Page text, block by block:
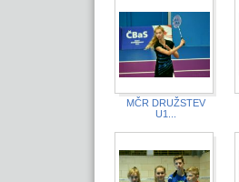
MČR DRUŽSTEV
U1...